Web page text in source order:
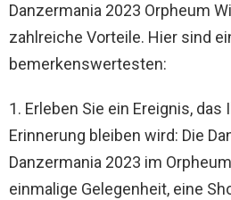
Danzermania 2023 Orpheum
zahlreiche Vorteile. Hier sind
bemerkenswertesten:
1. Erleben Sie ein Ereignis, das
Erinnerung bleiben wird: Die
Danzermania 2023 im
einmalige Gelegenheit, eine